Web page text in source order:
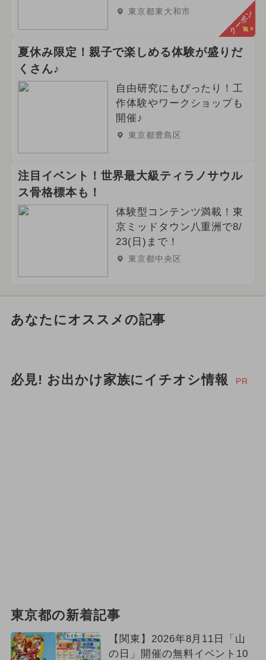
東京都東大和市 クーポン
夏休み限定！親子で楽しめる体験が盛りだ
くさん♪
自由研究にもぴったり！工
作体験やワークショップも
開催♪
東京都豊島区
注目イベント！世界最大級ティラノサウル
ス骨格標本も！
体験型コンテンツ満載！東
京ミッドタウン八重洲で8/
23(日)まで！
東京都中央区
あなたにオススメの記事
必見! お出かけ家族にイチオシ情報 PR
東京都の新着記事
【関東】2026年8月11日「山
の日」開催の無料イベント10